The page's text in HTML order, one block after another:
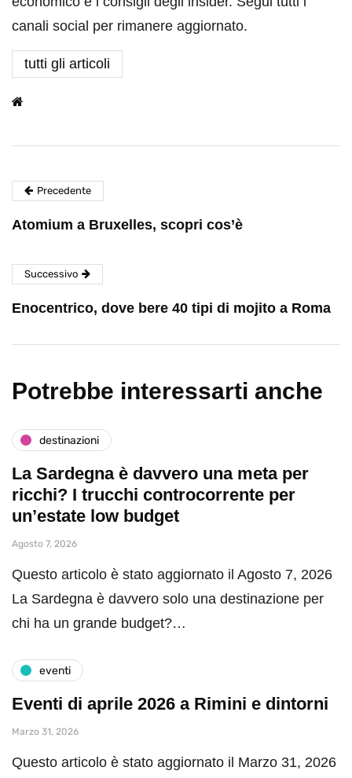
canali social per rimanere aggiornato.
tutti gli articoli
Precedente
Atomium a Bruxelles, scopri cos’è
Successivo
Enocentrico, dove bere 40 tipi di mojito a Roma
Potrebbe interessarti anche
destinazioni
La Sardegna è davvero una meta per
ricchi? I trucchi controcorrente per
un’estate low budget
Agosto 7, 2026
Questo articolo è stato aggiornato il Agosto 7, 2026
La Sardegna è davvero solo una destinazione per
chi ha un grande budget?…
eventi
Eventi di aprile 2026 a Rimini e dintorni
Marzo 31, 2026
Questo articolo è stato aggiornato il Marzo 31, 2026